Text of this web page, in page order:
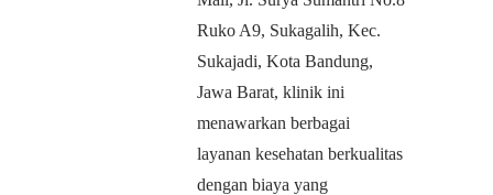
Ruko A9, Sukagalih, Kec.
Sukajadi, Kota Bandung,
Jawa Barat, klinik ini
menawarkan berbagai
layanan kesehatan berkualitas
dengan biaya yang